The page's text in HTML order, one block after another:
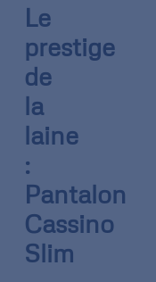
Le
prestige
de
la
laine
:
Pantalon
Cassino
Slim